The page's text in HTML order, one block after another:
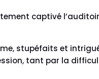
captivé
stupéfaits et
tant par la